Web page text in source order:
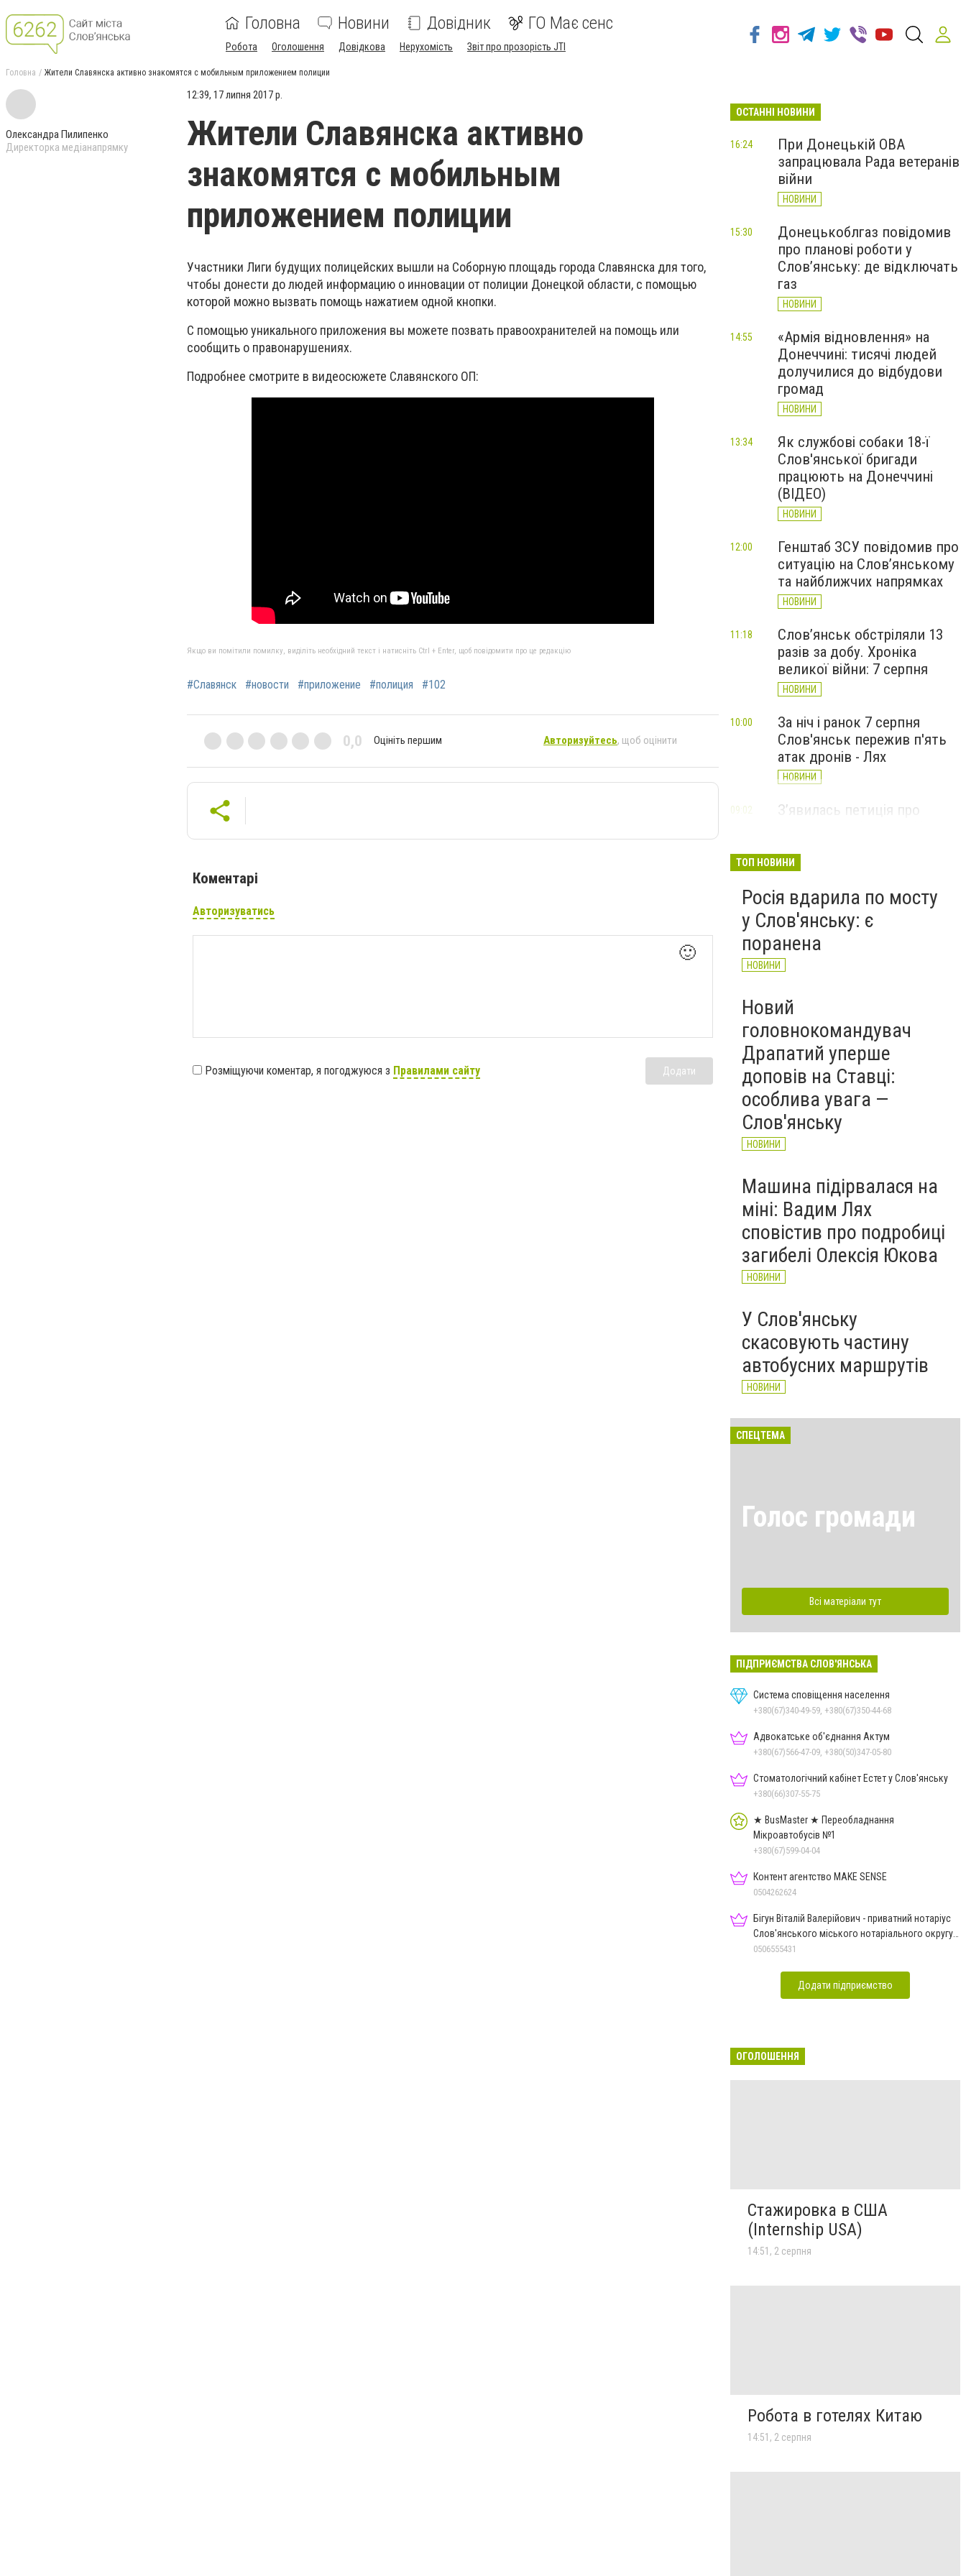
Головна Новини Довідник ГО Має сенс
Робота Оголошення Довідкова Нерухомість Звіт про прозорість JTI
Головна Жители Славянска активно знакомятся с мобильным приложением полиции
Олександра Пилипенко
Директорка медіанапрямку
12:39, 17 липня 2017 р.
Жители Славянска активно
знакомятся с мобильным
приложением полиции
Участники Лиги будущих полицейских вышли на Соборную площадь города Славянска для того,
чтобы донести до людей информацию о инновации от полиции Донецкой области, с помощью
которой можно вызвать помощь нажатием одной кнопки.
С помощью уникального приложения вы можете позвать правоохранителей на помощь или
сообщить о правонарушениях.
Подробнее смотрите в видеосюжете Славянского ОП:
Якщо ви помітили помилку, виділіть необхідний текст і натисніть Ctrl + Enter, щоб повідомити про це редакцію
#Славянск #новости #приложение #полиция #102
0,0 Оцініть першим Авторизуйтесь, щоб оцінити
Коментарі
Авторизуватись
🙂
Розміщуючи коментар, я погоджуюся з Правилами сайту Додати
ОСТАННІ НОВИНИ
При Донецькій ОВА
запрацювала Рада ветеранів
війни
НОВИНИ
16:24
Донецькоблгаз повідомив
про планові роботи у
Слов’янську: де відключать
газ
НОВИНИ
15:30
«Армія відновлення» на
Донеччині: тисячі людей
долучилися до відбудови
громад
НОВИНИ
14:55
Як службові собаки 18-ї
Слов'янської бригади
працюють на Донеччині
(ВІДЕО)
НОВИНИ
13:34
Генштаб ЗСУ повідомив про
ситуацію на Слов’янському
та найближчих напрямках
НОВИНИ
12:00
Слов’янськ обстріляли 13
разів за добу. Хроніка
великої війни: 7 серпня
НОВИНИ
11:18
За ніч і ранок 7 серпня
Слов'янськ пережив п'ять
атак дронів - Лях
НОВИНИ
10:00
З’явилась петиція про
(посмертно)
09:02
ТОП НОВИНИ
Росія вдарила по мосту
у Слов'янську: є
поранена
НОВИНИ
Новий
головнокомандувач
Драпатий уперше
доповів на Ставці:
особлива увага —
Слов'янську
НОВИНИ
Машина підірвалася на
міні: Вадим Лях
сповістив про подробиці
загибелі Олексія Юкова
НОВИНИ
У Слов'янську
скасовують частину
автобусних маршрутів
НОВИНИ
СПЕЦТЕМА
Голос громади
Всі матеріали тут
ПІДПРИЄМСТВА СЛОВ'ЯНСЬКА
Система сповіщення населення
+380(67)340-49-59, +380(67)350-44-68
Адвокатське об'єднання Актум
+380(67)566-47-09, +380(50)347-05-80
Стоматологічний кабінет Естет у Слов'янську
+380(66)307-55-75
★ BusMaster ★ Переобладнання
Мікроавтобусів №1
+380(67)599-04-04
Контент агентство MAKE SENSE
0504262624
Бігун Віталій Валерійович - приватний нотаріус
Слов'янського міського нотаріального округу
Дон.обл.
0506555431
Додати підприємство
ОГОЛОШЕННЯ
Стажировка в США
(Internship USA)
14:51, 2 серпня
Робота в готелях Китаю
14:51, 2 серпня